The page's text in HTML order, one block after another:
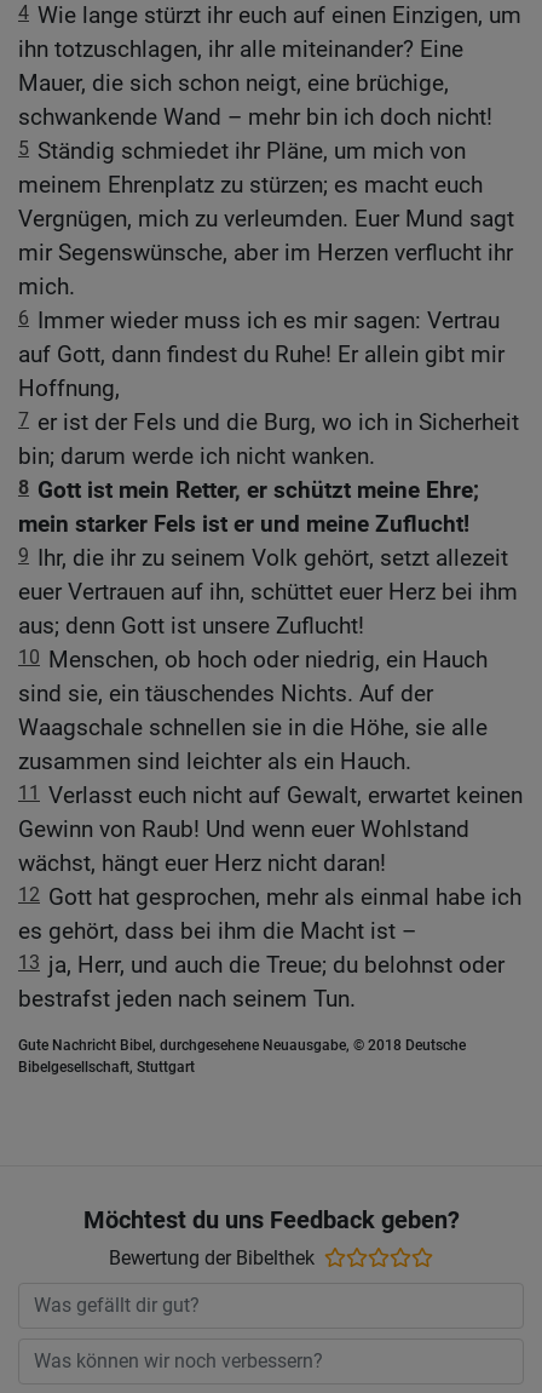
4 Wie lange stürzt ihr euch auf einen Einzigen, um
ihn totzuschlagen, ihr alle miteinander? Eine
Mauer, die sich schon neigt, eine brüchige,
schwankende Wand – mehr bin ich doch nicht!
5 Ständig schmiedet ihr Pläne, um mich von
meinem Ehrenplatz zu stürzen; es macht euch
Vergnügen, mich zu verleumden. Euer Mund sagt
mir Segenswünsche, aber im Herzen verflucht ihr
mich.
6 Immer wieder muss ich es mir sagen: Vertrau
auf Gott, dann findest du Ruhe! Er allein gibt mir
Hoffnung,
7 er ist der Fels und die Burg, wo ich in Sicherheit
bin; darum werde ich nicht wanken.
8 Gott ist mein Retter, er schützt meine Ehre;
mein starker Fels ist er und meine Zuflucht!
9 Ihr, die ihr zu seinem Volk gehört, setzt allezeit
euer Vertrauen auf ihn, schüttet euer Herz bei ihm
aus; denn Gott ist unsere Zuflucht!
10 Menschen, ob hoch oder niedrig, ein Hauch
sind sie, ein täuschendes Nichts. Auf der
Waagschale schnellen sie in die Höhe, sie alle
zusammen sind leichter als ein Hauch.
11 Verlasst euch nicht auf Gewalt, erwartet keinen
Gewinn von Raub! Und wenn euer Wohlstand
wächst, hängt euer Herz nicht daran!
12 Gott hat gesprochen, mehr als einmal habe ich
es gehört, dass bei ihm die Macht ist –
13 ja, Herr, und auch die Treue; du belohnst oder
bestrafst jeden nach seinem Tun.
Gute Nachricht Bibel, durchgesehene Neuausgabe, © 2018 Deutsche
Bibelgesellschaft, Stuttgart
Möchtest du uns Feedback geben?
Bewertung der Bibelthek